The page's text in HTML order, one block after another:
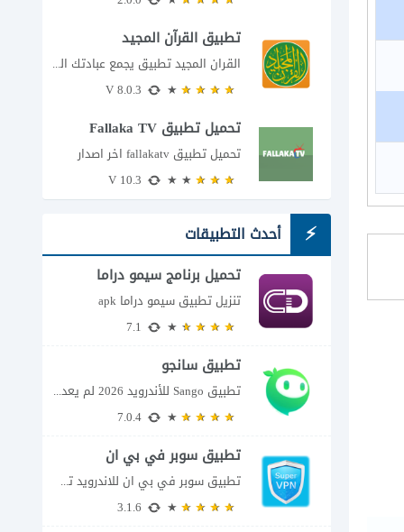
تطبيق القرآن المجيد
القران المجيد تطبيق يجمع عبادتك اليومية في مكان واحد إذا كنت تبحث عن تطبيق...
تحميل تطبيق Fallaka TV
تحميل تطبيق fallakatv اخر اصدار
أحدث التطبيقات
تحميل برنامج سيمو دراما
للاندرويد
تنزيل تطبيق سيمو دراما apk
تطبيق سانجو
تطبيق Sango للأندرويد 2026 لم يعد تطبيق سانجو Sango مجرد مساحة لإرسال الرسائل أو...
تطبيق سوبر في بي ان
تطبيق سوبر في بي ان للاندرويد تطبيق سوبر في بي ان من تطبيقات الشبكات...